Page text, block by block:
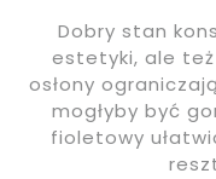
Dobry stan
estetyki, ale
osłony
mogłyby być
fioletowy